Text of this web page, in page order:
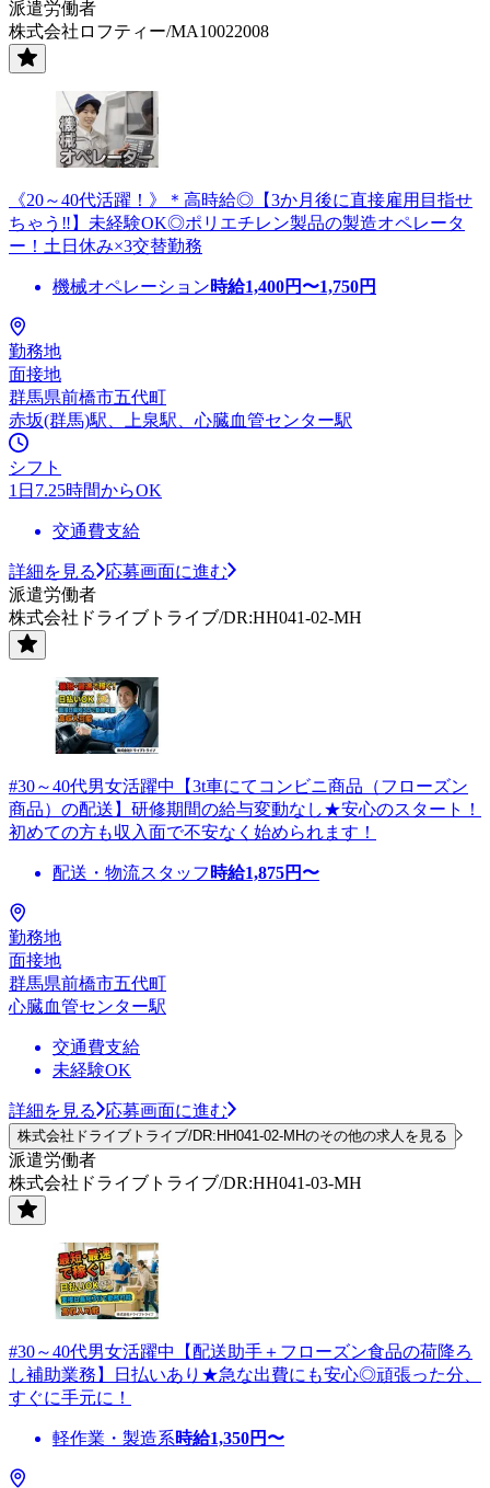
派遣労働者
株式会社ロフティー/MA10022008
《20～40代活躍！》＊高時給◎【3か月後に直接雇用目指せ
ちゃう‼】未経験OK◎ポリエチレン製品の製造オペレータ
ー！土日休み×3交替勤務
機械オペレーション時給1,400円〜1,750円
勤務地
面接地
群馬県前橋市五代町
赤坂(群馬)駅、上泉駅、心臓血管センター駅
シフト
1日7.25時間からOK
交通費支給
詳細を見る
応募画面に進む
派遣労働者
株式会社ドライブトライブ/DR:HH041-02-MH
#30～40代男女活躍中【3t車にてコンビニ商品（フローズン
商品）の配送】研修期間の給与変動なし★安心のスタート！
初めての方も収入面で不安なく始められます！
配送・物流スタッフ 時給1,875円〜
勤務地
面接地
群馬県前橋市五代町
心臓血管センター駅
交通費支給
未経験OK
詳細を見る 応募画面に進む
株式会社ドライブトライブ/DR:HH041-02-MHのその他の求人を見る
派遣労働者
株式会社ドライブトライブ/DR:HH041-03-MH
#30～40代男女活躍中【配送助手＋フローズン食品の荷降ろ
し補助業務】日払いあり★急な出費にも安心◎頑張った分、
すぐに手元に！
軽作業・製造系時給1,350円〜